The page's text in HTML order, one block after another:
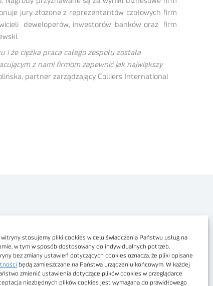
witryny stosujemy pliki cookies w celu świadczenia Państwu usług na
w tym w sposób dostosowany do indywidualnych potrzeb.
bez zmiany ustawień dotyczących cookies oznacza, że pliki opisane
będą zamieszczane na Państwa urządzeniu końcowym. W każdej
zmienić ustawienia dotyczące plików cookies w przeglądarce
niezbędnych plików cookies jest wymagana do prawidłowego
jury złożone z reprezentantów czołowych firm
deweloperów, inwestorów, banków oraz firm
że ciężka praca całego zespołu została
z nami firmom zapewnić jak największy
partner zarządzający Colliers International
cyfrowa
Portalu
sklepu